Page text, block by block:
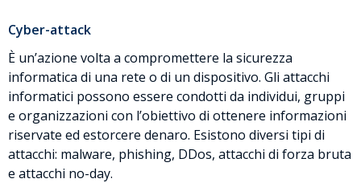
Cyber-attack
È un’azione volta a compromettere la sicurezza
informatica di una rete o di un dispositivo. Gli attacchi
informatici possono essere condotti da individui, gruppi
e organizzazioni con l’obiettivo di ottenere informazioni
riservate ed estorcere denaro. Esistono diversi tipi di
attacchi: malware, phishing, DDos, attacchi di forza bruta
e attacchi no-day.